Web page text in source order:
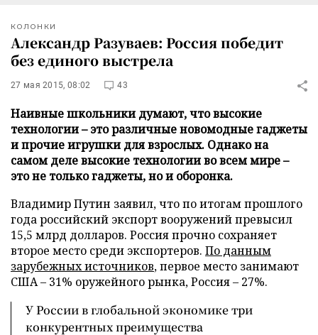
КОЛОНКИ
Александр Разуваев: Россия победит
без единого выстрела
27 мая 2015, 08:02 43
Наивные школьники думают, что высокие
технологии – это различные новомодные гаджеты
и прочие игрушки для взрослых. Однако на
самом деле высокие технологии во всем мире –
это не только гаджеты, но и оборонка.
Владимир Путин заявил, что по итогам прошлого
года российский экспорт вооружений превысил
15,5 млрд долларов. Россия прочно сохраняет
второе место среди экспортеров. По данным
зарубежных источников, первое место занимают
США – 31% оружейного рынка, Россия – 27%.
У России в глобальной экономике три
конкурентных преимущества